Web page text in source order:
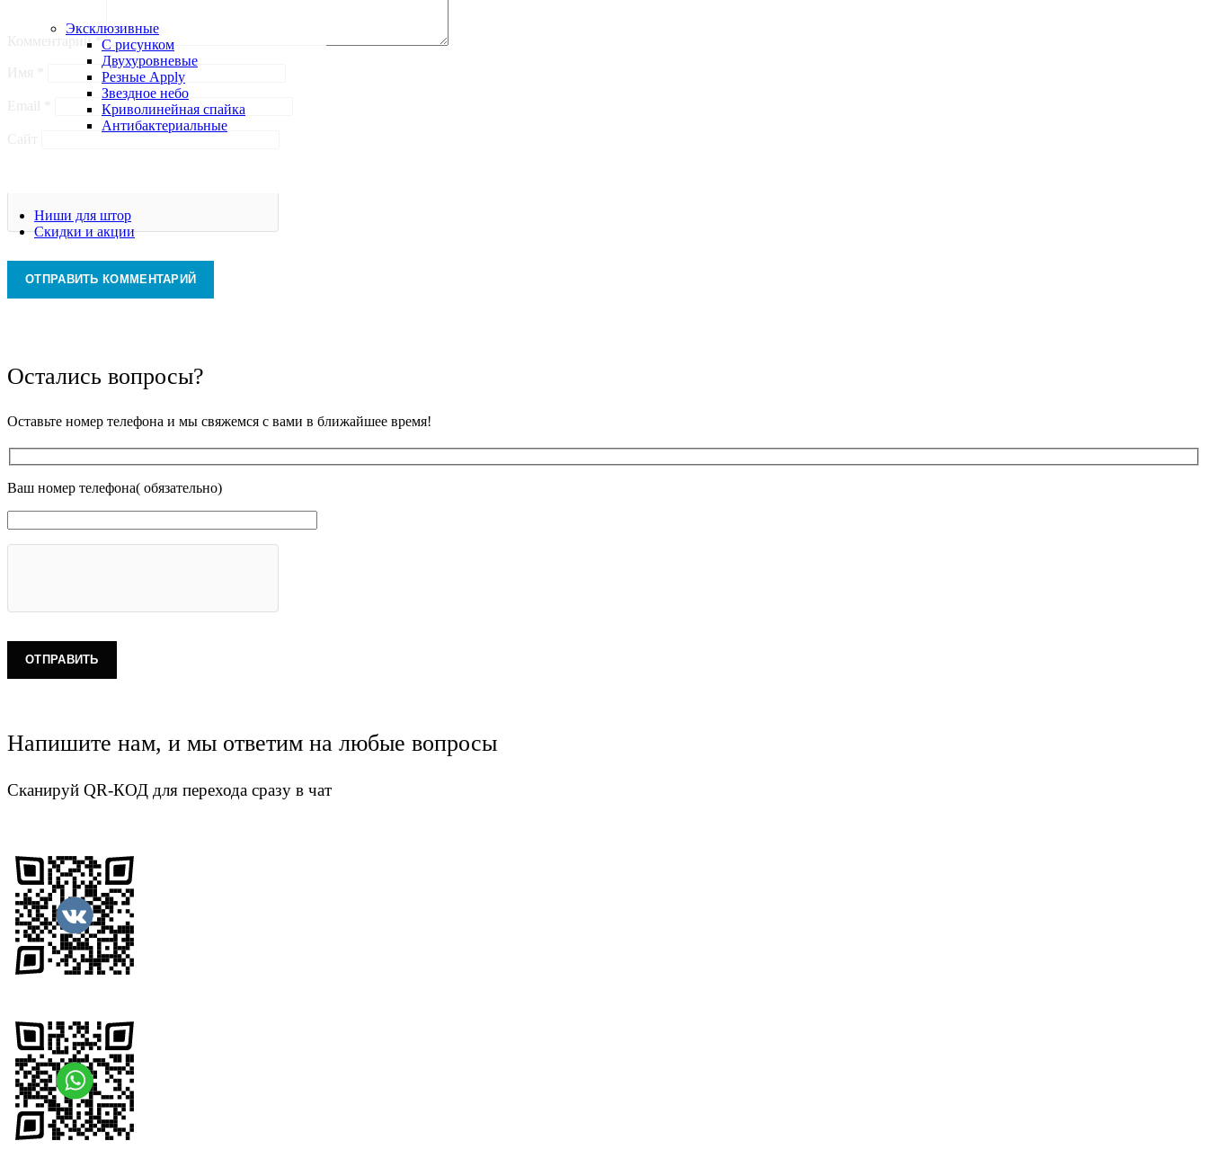
Эксклюзивные
С рисунком
Двухуровневые
Резные Apply
Звездное небо
Криволинейная спайка
Антибактериальные
Ниши для штор
Скидки и акции
Комментарий *
Остались вопросы?
Оставьте номер телефона и мы свяжемся с вами в ближайшее время!
Ваш номер телефона( обязательно)
Напишите нам, и мы ответим на любые вопросы
Сканируй QR-КОД для перехода сразу в чат